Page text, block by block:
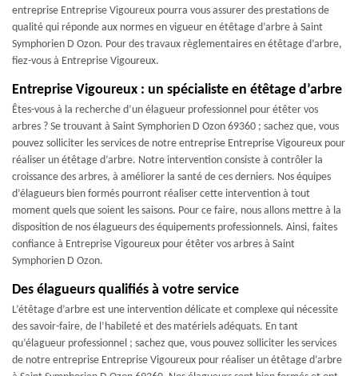
entreprise Entreprise Vigoureux pourra vous assurer des prestations de
qualité qui réponde aux normes en vigueur en étêtage d’arbre à Saint
Symphorien D Ozon. Pour des travaux règlementaires en étêtage d’arbre,
fiez-vous à Entreprise Vigoureux.
Entreprise Vigoureux : un spécialiste en étêtage d’arbre
Êtes-vous à la recherche d’un élagueur professionnel pour étêter vos
arbres ? Se trouvant à Saint Symphorien D Ozon 69360 ; sachez que, vous
pouvez solliciter les services de notre entreprise Entreprise Vigoureux pour
réaliser un étêtage d’arbre. Notre intervention consiste à contrôler la
croissance des arbres, à améliorer la santé de ces derniers. Nos équipes
d’élagueurs bien formés pourront réaliser cette intervention à tout
moment quels que soient les saisons. Pour ce faire, nous allons mettre à la
disposition de nos élagueurs des équipements professionnels. Ainsi, faites
confiance à Entreprise Vigoureux pour étêter vos arbres à Saint
Symphorien D Ozon.
Des élagueurs qualifiés à votre service
L’étêtage d’arbre est une intervention délicate et complexe qui nécessite
des savoir-faire, de l’habileté et des matériels adéquats. En tant
qu’élagueur professionnel ; sachez que, vous pouvez solliciter les services
de notre entreprise Entreprise Vigoureux pour réaliser un étêtage d’arbre